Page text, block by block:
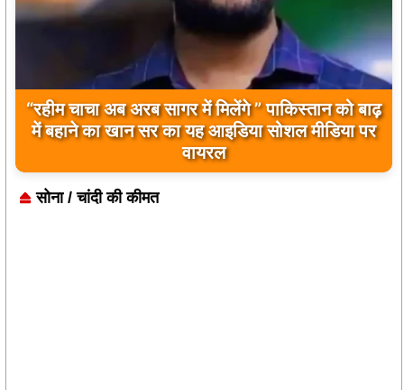
“रहीम चाचा अब अरब सागर में मिलेंगे ” पाकिस्तान को बाढ़
में बहाने का खान सर का यह आइडिया सोशल मीडिया पर
वायरल
सोना / चांदी की कीमत